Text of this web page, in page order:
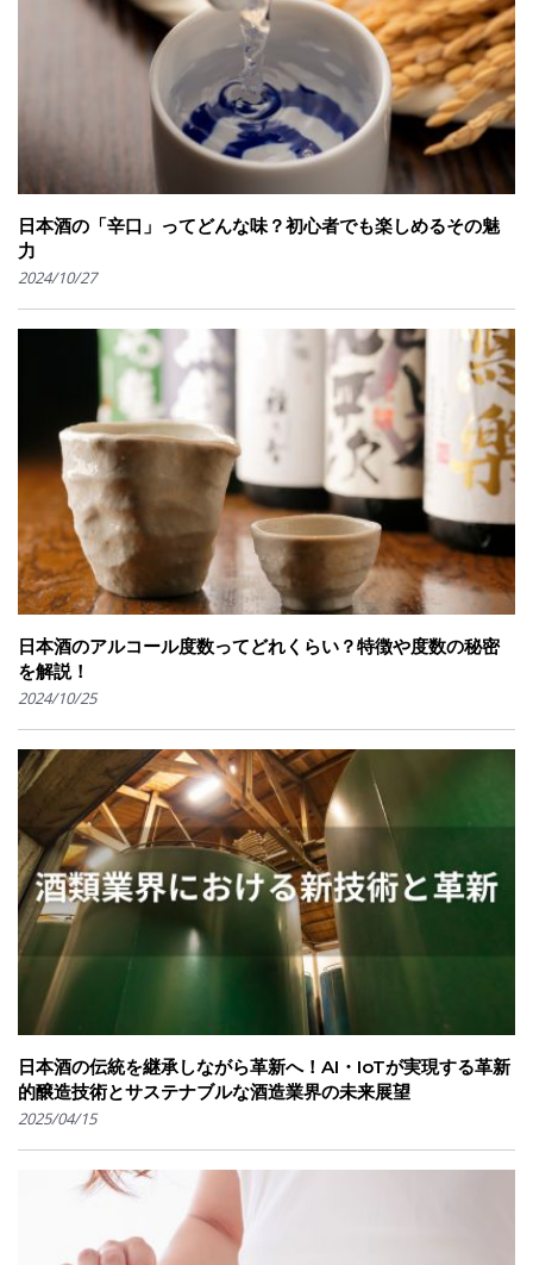
日本酒の「辛口」ってどんな味？初心者でも楽しめるその魅
力
2024/10/27
日本酒のアルコール度数ってどれくらい？特徴や度数の秘密
を解説！
2024/10/25
日本酒の伝統を継承しながら革新へ！AI・IoTが実現する革新
的醸造技術とサステナブルな酒造業界の未来展望
2025/04/15